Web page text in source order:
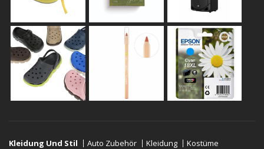
Kleidung Und Stil Auto Zubehör Kleidung
Kostüme